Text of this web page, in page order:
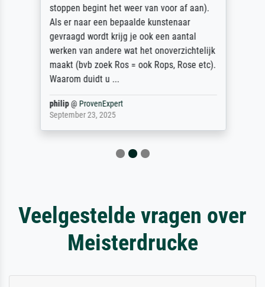
stoppen begint het weer van voor af aan).
Als er naar een bepaalde kunstenaar
gevraagd wordt krijg je ook een aantal
werken van andere wat het onoverzichtelijk
maakt (bvb zoek Ros = ook Rops, Rose etc).
Waarom duidt u ...
philip@ ProvenExpert
September 23, 2025
Veelgestelde vragen over
Meisterdrucke